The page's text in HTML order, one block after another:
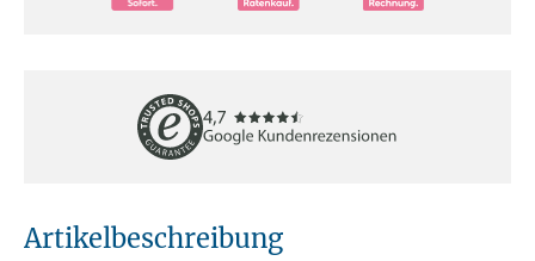
Artikelbeschreibung